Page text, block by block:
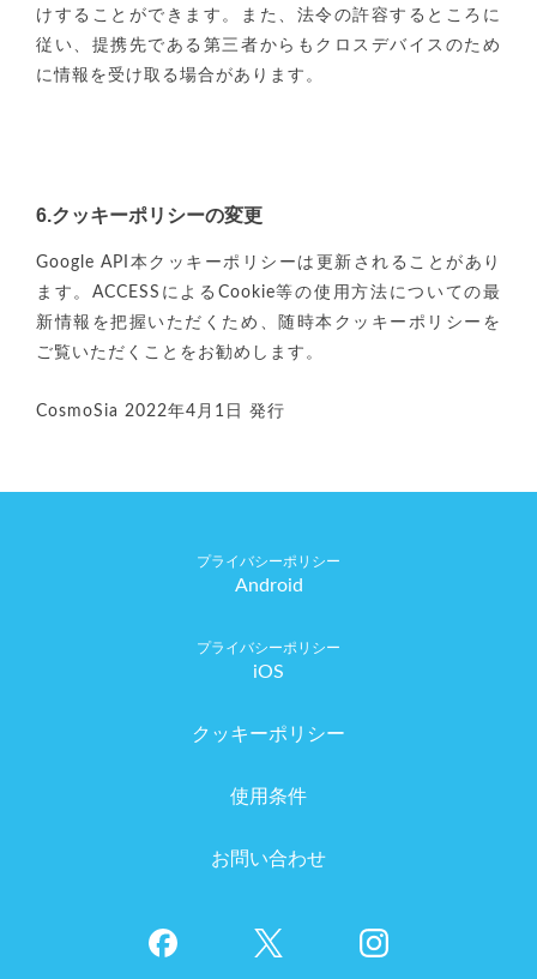
けすることができます。また、法令の許容するところに
従い、提携先である第三者からもクロスデバイスのため
に情報を受け取る場合があります。
6.クッキーポリシーの変更
Google API本クッキーポリシーは更新されることがあり
ます。ACCESSによるCookie等の使用方法についての最
新情報を把握いただくため、随時本クッキーポリシーを
ご覧いただくことをお勧めします。
CosmoSia 2022年4月1日 発行
Android
iOS
クッキーポリシー
使用条件
お問い合わせ